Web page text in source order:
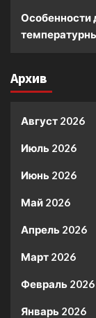
Особенности
Архив
Август 2026
Июль 2026
Июнь 2026
Май 2026
Апрель 2026
Март 2026
Февраль 2026
Январь 2026